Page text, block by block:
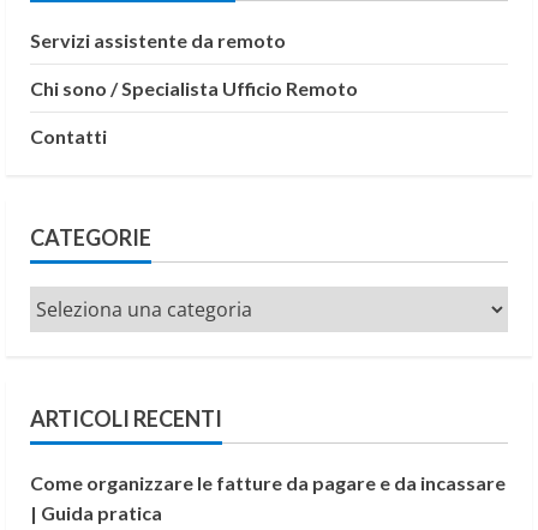
Servizi assistente da remoto
Chi sono / Specialista Ufficio Remoto
Contatti
CATEGORIE
Categorie
ARTICOLI RECENTI
Come organizzare le fatture da pagare e da incassare
| Guida pratica